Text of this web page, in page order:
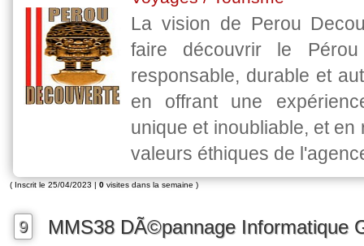
La vision de Perou
faire découvrir le
responsable, durable et
en offrant une
unique et inoubliable, et en
valeurs éthiques de
( Inscrit le 25/04/2023 | 0 visites dans la semaine )
9
MMS38 DÃ©pannage Informatique